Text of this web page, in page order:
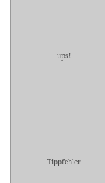
ups!
Tippfehler